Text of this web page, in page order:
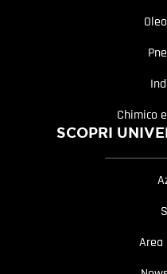
Chimico
SCOPRI
Area